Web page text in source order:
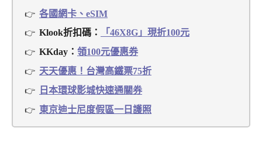
各國網卡、eSIM
Klook折扣碼：
「46X8G」現折100元
KKday： 領100元優惠券
天天優惠！台灣高鐵票75折
日本環球影城快速通關券
東京迪士尼度假區一日護照